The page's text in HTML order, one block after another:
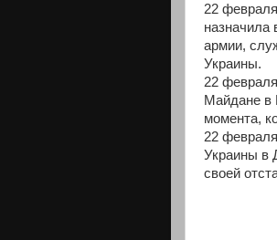
22
назначила
армии,
Украины.
22
Майдане в
момента,
22
Украины в
своей